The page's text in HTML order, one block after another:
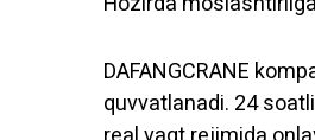
DAFANGCRANE
quvvatlanadi. 24